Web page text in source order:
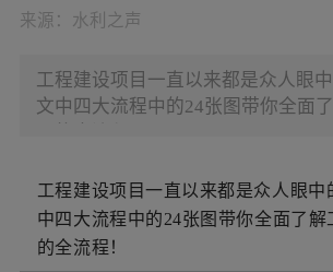
来源： 水利之声
工程建设项目一直以来都是众人眼中
文中四大流程中的24张图带你全面
工程建设项目一直以来都是众人眼中
中四大流程中的24张图带你全面了解
的全流程！